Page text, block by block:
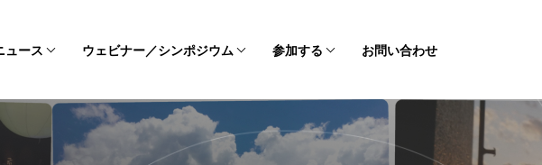
ュース ウェビナー／シンポジウム 参加する お問い合わせ